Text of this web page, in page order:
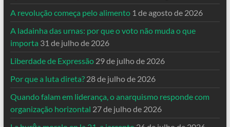
A revolução começa pelo alimento 1 de agosto de 2026
A ladainha das urnas: por que o voto não muda o que
importa 31 de julho de 2026
Liberdade de Expressão 29 de julho de 2026
Por que a luta direta? 28 de julho de 2026
Quando falam em liderança, o anarquismo responde com
organização horizontal 27 de julho de 2026